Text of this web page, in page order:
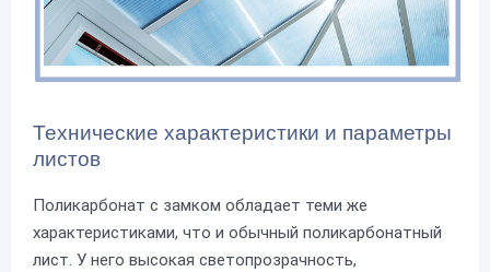
Технические характеристики и параметры
листов
Поликарбонат с замком обладает теми же
характеристиками, что и обычный поликарбонатный
лист. У него высокая светопрозрачность,